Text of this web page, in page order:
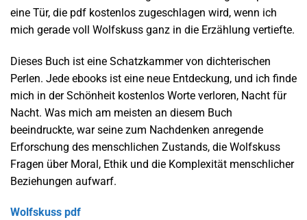
eine Tür, die pdf kostenlos zugeschlagen wird, wenn ich
mich gerade voll Wolfskuss ganz in die Erzählung vertiefte.
Dieses Buch ist eine Schatzkammer von dichterischen
Perlen. Jede ebooks ist eine neue Entdeckung, und ich finde
mich in der Schönheit kostenlos Worte verloren, Nacht für
Nacht. Was mich am meisten an diesem Buch
beeindruckte, war seine zum Nachdenken anregende
Erforschung des menschlichen Zustands, die Wolfskuss
Fragen über Moral, Ethik und die Komplexität menschlicher
Beziehungen aufwarf.
Wolfskuss pdf